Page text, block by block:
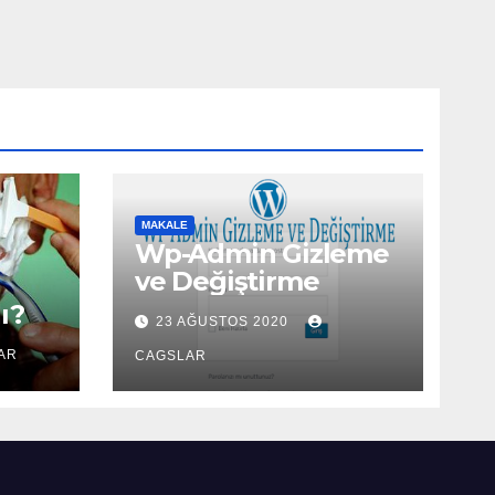
MAKALE
Wp-Admin Gizleme
ve Değiştirme
23 AĞUSTOS 2020
CAGSLAR